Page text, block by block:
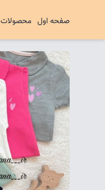
صفحه اول محصولات